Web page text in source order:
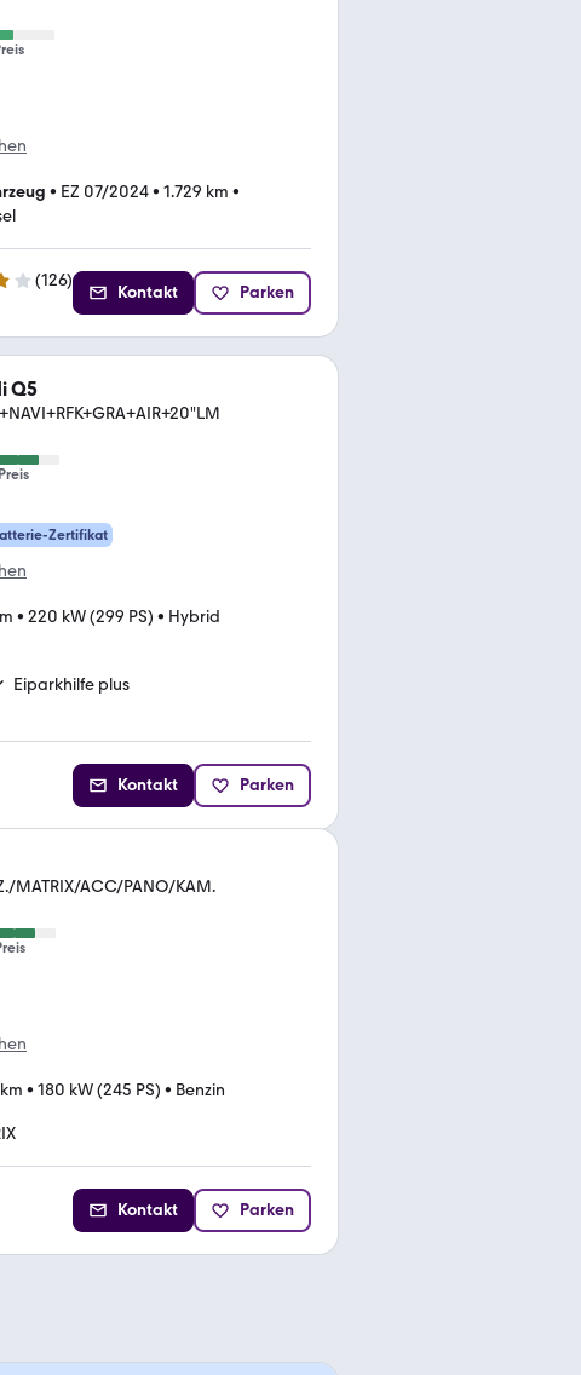
• EZ 07/2024• 1.729 km •
(126)
Kontakt Parken
Q5
Zertifikat
• 220 kW (299 PS) • Hybrid
Eiparkhilfe plus
Kontakt Parken
MATRIX/ACC/PANO/KAM.
• 180 kW (245 PS) • Benzin
Kontakt Parken